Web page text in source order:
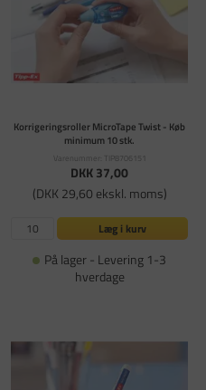
Korrigeringsroller MicroTape Twist - Køb
minimum 10 stk.
Varenummer: TIP8706151
DKK 37,00
(DKK 29,60 ekskl. moms)
Læg i kurv
På lager - Levering 1-3
hverdage